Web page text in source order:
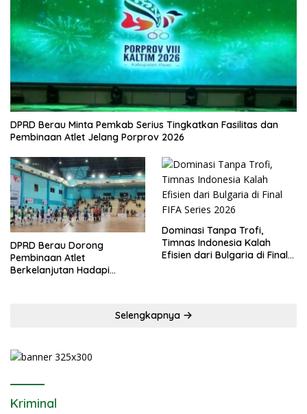
DPRD Berau Minta Pemkab Serius Tingkatkan Fasilitas dan
Pembinaan Atlet Jelang Porprov 2026
DPRD Berau Dorong
Pembinaan Atlet
Berkelanjutan Hadapi
Dominasi Tanpa Trofi,
Timnas Indonesia Kalah
Efisien dari Bulgaria di Final
Selengkapnya
Kriminal